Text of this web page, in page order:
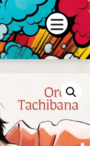
WhatsApp o